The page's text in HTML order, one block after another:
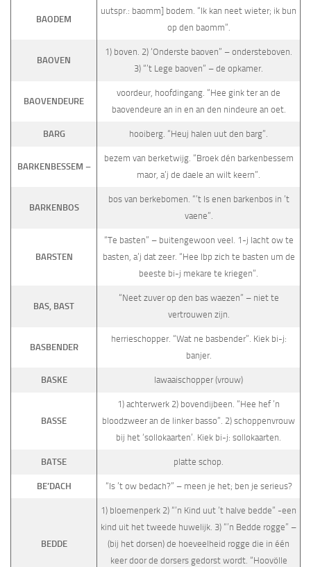
BAODEM
uutspr.: baomm] bodem. “Ik kan neet wieter; ik bun
op den baomm”.
BAOVEN
1) boven. 2) ‘Onderste baoven” – ondersteboven.
3) “’t Lege baoven” – de opkamer.
BAOVENDEURE
voordeur, hoofdingang. “Hee gink ter an de
baovendeure an in en an den nindeure an oet.
BARG hooiberg. “Heuj halen uut den barg”.
BARKENBESSEM –
bezem van berketwijg. “Broek dén barkenbessem
maor, a’j de daele an wilt keern”.
BARKENBOS
bos van berkebomen. “’t Is enen barkenbos in ’t
vaene”.
BARSTEN
“Te basten” – buitengewoon veel. 1-j lacht ow te
basten, a’j dat zeer. “Hee Ibp zich te basten um de
beeste bi-j mekare te kriegen”.
BAS, BAST
“Neet zuver op den bas waezen” – niet te
vertrouwen zijn.
BASBENDER
herrieschopper. “Wat ne basbender”. Kiek bi-j:
banjer.
BASKE lawaaischopper (vrouw)
BASSE
1) achterwerk 2) bovendijbeen. “Hee hef ’n
bloodzweer an de linker basso”. 2) schop­penvrouw
bij het ‘sollokaarten’. Kiek bi-j: sollokaarten.
BATSE platte schop.
BE’DACH “Is ’t ow bedach?” – meen je het; ben je serieus?
BEDDE
1) bloemenperk 2) “’n Kind uut ’t halve bedde” -een
kind uit het tweede huwelijk. 3) “’n Bedde rogge” –
(bij het dorsen) de hoe­veelheid rogge die in één
keer door de dorsers gedorst wordt. “Hoovölle